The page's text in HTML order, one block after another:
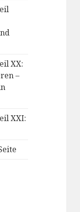
XX:
–
XXI: